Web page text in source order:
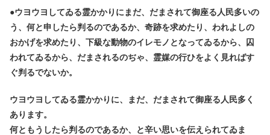
●ウヨウヨしてゐる霊かかりにまだ、だまされて御座る人民多いの
う、何と申したら判るのであるか、奇跡を求めたり、われよしの
おかげを求めたり、下級な動物のイレモノとなってゐるから、囚
われてゐるから、だまされるのぢゃ、霊媒の行ひをよく見ればす
ぐ判るでないか。
ウヨウヨしてゐる霊かかりに、まだ、だまされて御座る人民多く
あります。
何ともうしたら判るのであるか、と辛い思いを伝えられてゐま